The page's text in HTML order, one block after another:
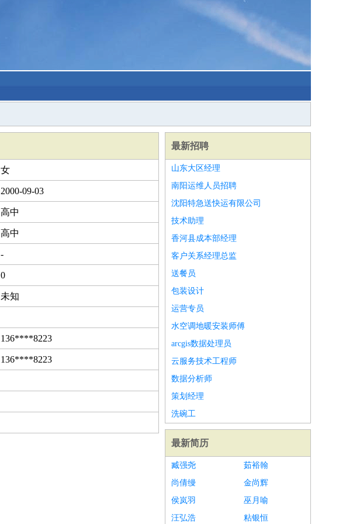
女
2000-09-03
高中
高中
-
0
未知
136****8223
136****8223
最新招聘
山东大区经理
南阳运维人员招聘
沈阳特急送快运有限公司
技术助理
香河县成本部经理
客户关系经理总监
送餐员
包装设计
运营专员
水空调地暖安装师傅
arcgis数据处理员
云服务技术工程师
数据分析师
策划经理
洗碗工
最新简历
臧强尧
茹裕翰
尚倩缦
金尚辉
侯岚羽
巫月喻
汪弘浩
粘银恒